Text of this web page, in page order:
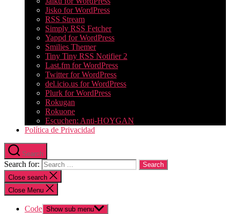
Jisko for WordPress
RSS Stream
Simply RSS Fetcher
Yappd for WordPress
Smilies Themer
Tiny Tiny RSS Notifier 2
Last.fm for WordPress
Twitter for WordPress
del.icio.us for WordPress
Plurk for WordPress
Rokugan
Rokuone
Escuchen: Anti-HOYGAN
Política de Privacidad
Search
Search for:
Close search
Close Menu
Code Show sub menu